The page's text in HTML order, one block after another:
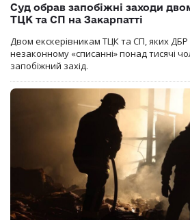
Суд обрав запобіжні заходи
ТЦК та СП на Закарпатті
Двом екскерівникам ТЦК та СП, яких
незаконному «списанні» понад тисячі
запобіжний захід.